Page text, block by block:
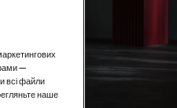
—
всі файли
наше